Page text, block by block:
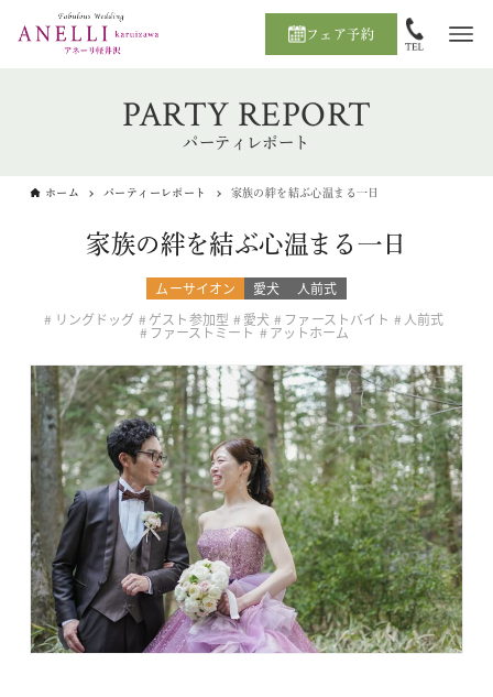
フェア予約
PARTY REPORT
パーティレポート
ホーム パーティーレポート 家族の絆を結ぶ心温まる一日
家族の絆を結ぶ心温まる一日
ムーサイオン 愛犬
人前式
リングドッグ
ゲスト参加型 愛犬 ファーストバイト 人前式
ファーストミート アットホーム